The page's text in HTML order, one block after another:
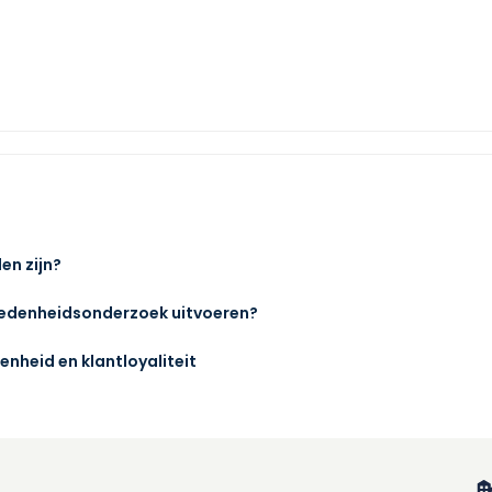
zijn?
uitvoeren?
en klantloyaliteit